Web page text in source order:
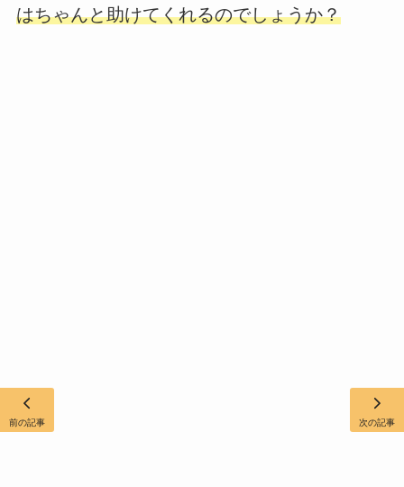
はちゃんと助けてくれるのでしょうか？
前の記事 次の記事